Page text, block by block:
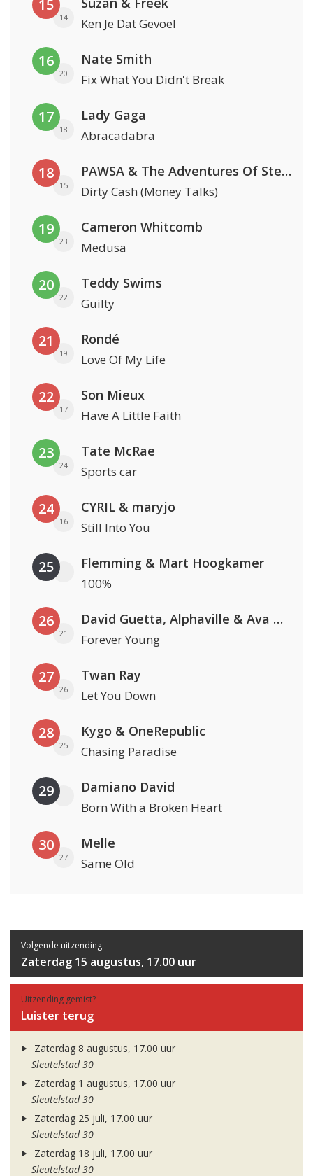
15
14 Ken Je Dat Gevoel
16
20
Nate Smith
Fix What You Didn't Break
17
18
Lady Gaga
Abracadabra
18
15
PAWSA & The Adventures Of Stevie V
Dirty Cash (Money Talks)
19
23
Cameron Whitcomb
Medusa
20
22
Teddy Swims
Guilty
21
19
Rondé
Love Of My Life
22
17
Son Mieux
Have A Little Faith
23
24
Tate McRae
Sports car
24
16
CYRIL & maryjo
Still Into You
25 Flemming & Mart Hoogkamer
100%
26
21
David Guetta, Alphaville & Ava Max
Forever Young
27
26
Twan Ray
Let You Down
28
25
Kygo & OneRepublic
Chasing Paradise
29 Damiano David
Born With a Broken Heart
30
27
Melle
Same Old
Volgende uitzending:
Zaterdag 15 augustus, 17.00 uur
Uitzending gemist?
Luister terug
Zaterdag 8 augustus, 17.00 uur
Sleutelstad 30
Zaterdag 1 augustus, 17.00 uur
Sleutelstad 30
Zaterdag 25 juli, 17.00 uur
Sleutelstad 30
Zaterdag 18 juli, 17.00 uur
Sleutelstad 30